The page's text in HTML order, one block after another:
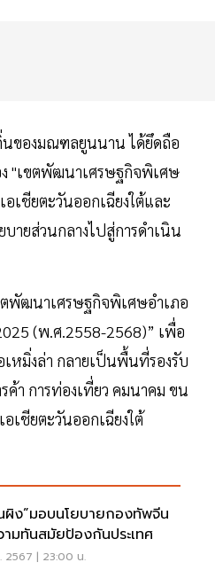
นของมณฑลยูนนาน ได้ยึดถือ
ง "เขตพัฒนาเศรษฐกิจพิเศษ
เชียตะวันออกเฉียงใต้และ
บายส่วนกลางไปสู่การดำเนิน
ตพัฒนาเศรษฐกิจพิเศษอำเภอ
(พ.ศ.2558-2568)” เพื่อ
เหมิ่งล่า กลายเป็นพื้นที่รองรับ
ค้า การท่องเที่ยว คมนาคม ขน
เชียตะวันออกเฉียงใต้
ผิง”มอบนโยบายกองทัพจีน
มทันสมัยป้องกันประเทศ
2567 | 23:00 น.